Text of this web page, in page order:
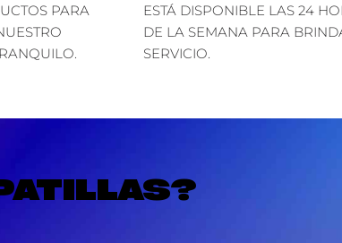
PARA
ESTÁ DISPONIBLE LAS 24
DE LA SEMANA PARA
SERVICIO.